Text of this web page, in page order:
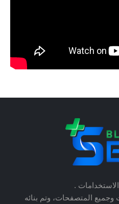
.
المتصفحات، وتم بنائه